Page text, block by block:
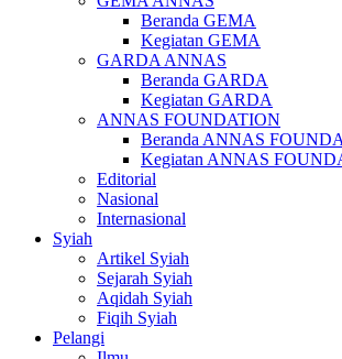
Beranda GEMA
Kegiatan GEMA
GARDA ANNAS
Beranda GARDA
Kegiatan GARDA
ANNAS FOUNDATION
Beranda ANNAS
Kegiatan ANNAS
Editorial
Nasional
Internasional
Syiah
Artikel Syiah
Sejarah Syiah
Aqidah Syiah
Fiqih Syiah
Pelangi